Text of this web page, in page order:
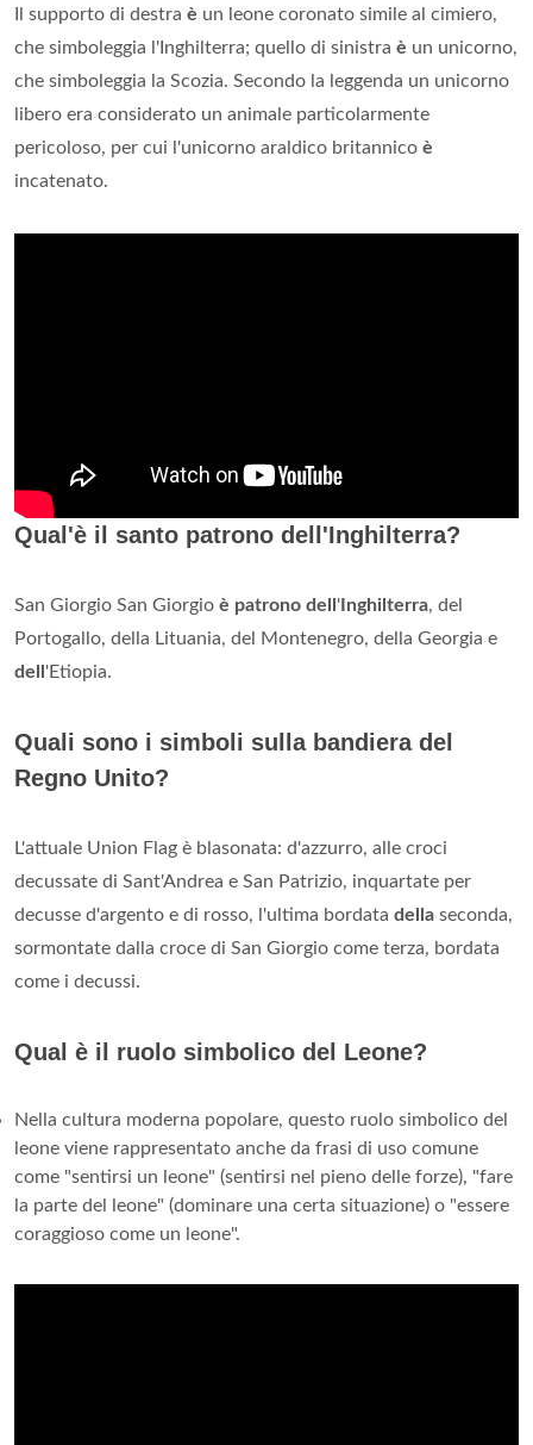
Il supporto di destra è un leone coronato simile al cimiero,
che simboleggia l'Inghilterra; quello di sinistra è un unicorno,
che simboleggia la Scozia. Secondo la leggenda un unicorno
libero era considerato un animale particolarmente
pericoloso, per cui l'unicorno araldico britannico è
incatenato.
Qual'è il santo patrono dell'Inghilterra?
San Giorgio San Giorgio è patrono dell ' Inghilterra, del
Portogallo, della Lituania, del Montenegro, della Georgia e
dell 'Etiopia.
Quali sono i simboli sulla bandiera del
Regno Unito?
L'attuale Union Flag è blasonata: d'azzurro, alle croci
decussate di Sant'Andrea e San Patrizio, inquartate per
decusse d'argento e di rosso, l'ultima bordata della seconda,
sormontate dalla croce di San Giorgio come terza, bordata
come i decussi.
Qual è il ruolo simbolico del Leone?
Nella cultura moderna popolare, questo ruolo simbolico del
leone viene rappresentato anche da frasi di uso comune
come "sentirsi un leone" (sentirsi nel pieno delle forze), "fare
la parte del leone" (dominare una certa situazione) o "essere
coraggioso come un leone".